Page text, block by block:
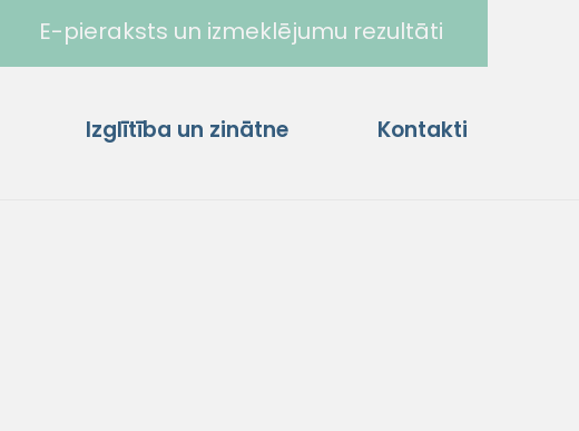
E-pieraksts un izmeklējumu rezultāti
Izglītība un zinātne Kontakti